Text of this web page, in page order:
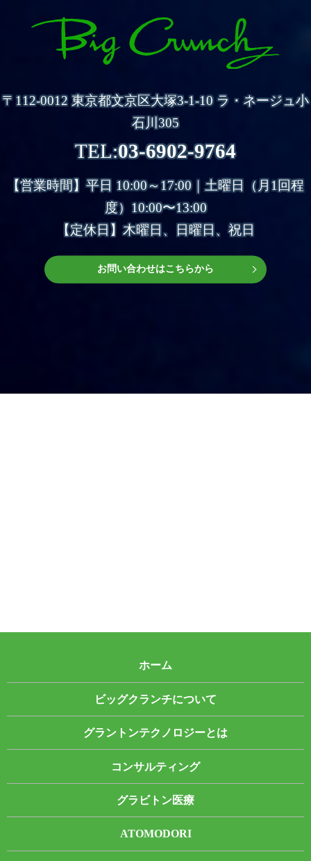
〒112-0012 東京都文京区大塚3-1-10 ラ・ネージュ小
石川305
TEL:03-6902-9764
【営業時間】平日 10:00～17:00｜土曜日（月1回程
度）10:00〜13:00
【定休日】木曜日、日曜日、祝日
お問い合わせはこちらから
ホーム
ビッグクランチについて
グラントンテクノロジーとは
コンサルティング
グラビトン医療
ATOMODORI